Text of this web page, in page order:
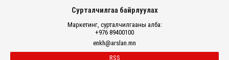
Сурталчилгаа байрлуулах
Маркетинг, сурталчилгааны алба:
+976 89400100
enkh@arslan.mn
RSS